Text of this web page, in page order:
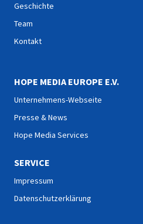
Geschichte
Team
Kontakt
HOPE MEDIA EUROPE E.V.
Unternehmens-Webseite
Presse & News
Hope Media Services
SERVICE
Impressum
Datenschutzerklärung